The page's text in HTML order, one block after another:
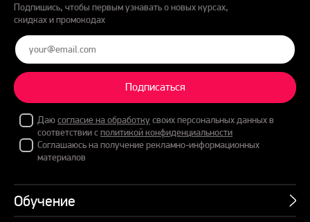
Подпишись, чтобы первым узнавать о новых курсах,
скидках и промокодах
Подписаться
Даюсогласие на обработкусвоих персональных данных в
соответствии сполитикой конфиденциальности
Соглашаюсь на получение рекламно-информационных
материалов
Обучение